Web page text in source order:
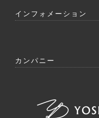
インフォメーション
カンパニー